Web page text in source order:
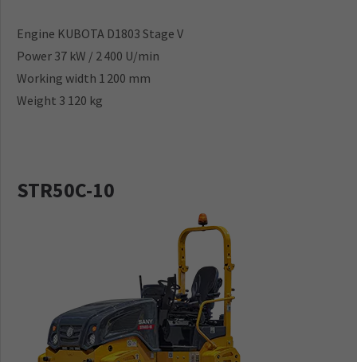
Engine KUBOTA D1803 Stage V
Power 37 kW / 2 400 U/min
Working width 1 200 mm
Weight 3 120 kg
STR50C-10